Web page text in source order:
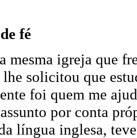
fé
mesma igreja que
solicitou que
foi quem me
por conta
língua inglesa,